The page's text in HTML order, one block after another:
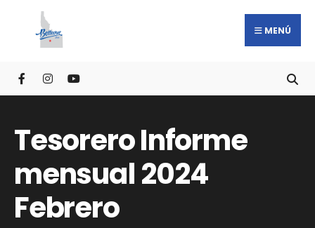
MENÚ
Tesorero Informe
mensual 2024
Febrero